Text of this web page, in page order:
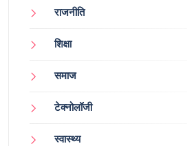
राजनीति
शिक्षा
समाज
टेक्नोलॉजी
स्वास्थ्य